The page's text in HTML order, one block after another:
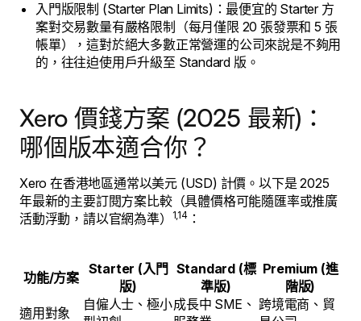
入門版限制 (Starter Plan Limits)：最便宜的 Starter 方
案對交易數量有嚴格限制（每月僅限 20 張發票和 5 張
帳單），這對於絕大多數正常營運的公司來說是不夠用
的，往往迫使用戶升級至 Standard 版。
Xero 價錢方案 (2025 最新)：
哪個版本適合你？
Xero 在香港地區通常以美元 (USD) 計價。以下是 2025
年最新的主要訂閱方案比較（具體價格可能隨匯率或推廣
活動浮動，請以官網為準）
1,14：
功能/方案
Starter (入門
版)
Standard (標
準版)
Premium (進
階版)
適用對象
自僱人士、極小成長中 SME、 跨境電商、貿